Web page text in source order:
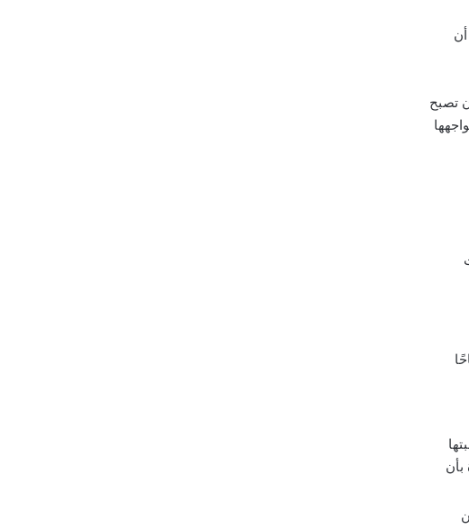
تصبح
بأن